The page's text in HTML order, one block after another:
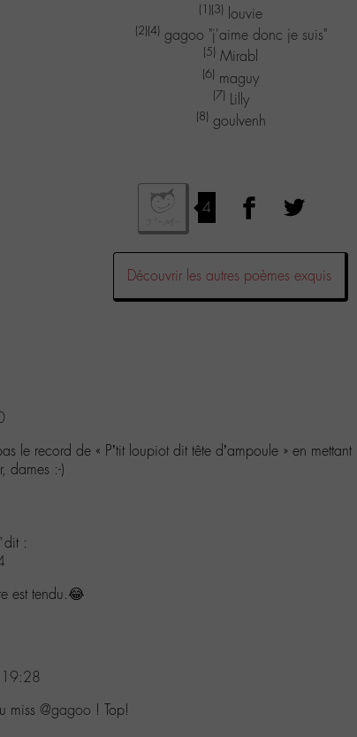
(1)(3) louvie
(2)(4) gagoo "j'aime donc je suis"
(5) Mirabl
(6) maguy
(7) Lilly
(8) goulvenh
4
Découvrir les autres poèmes exquis
record de « P’tit loupiot dit tête d’ampoule » en
dames :-)
dit :
est tendu.😂
miss @gagoo ! Top!